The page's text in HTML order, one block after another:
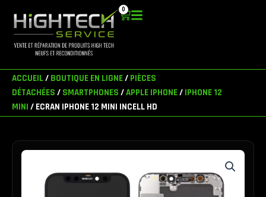
contenu
0
Panier
ACCUEIL/ BOUTIQUE EN LIGNE/ PIÈCES
DÉTACHÉES / SMARTPHONES /APPLE IPHONE/ IPHONE 12
MINI / ECRAN IPHONE 12 MINI INCELL HD